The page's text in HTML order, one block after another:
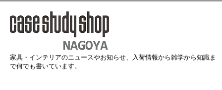
家具・インテリアのニュースやお知らせ、入荷情報から雑学から知識ま
で何でも書いています。